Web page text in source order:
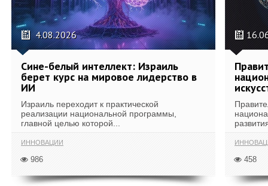
4.08.2026
Сине-белый интеллект: Израиль
берет курс на мировое лидерство в
ИИ
Израиль переходит к практической
реализации национальной программы,
главной целью которой...
ИННОВАЦИИ
986 458